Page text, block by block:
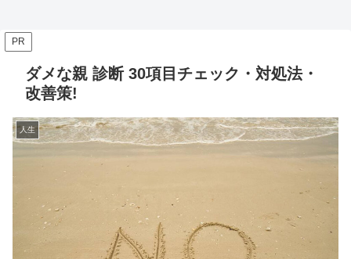
PR
ダメな親 診断 30項目チェック・対処法・
改善策!
人生